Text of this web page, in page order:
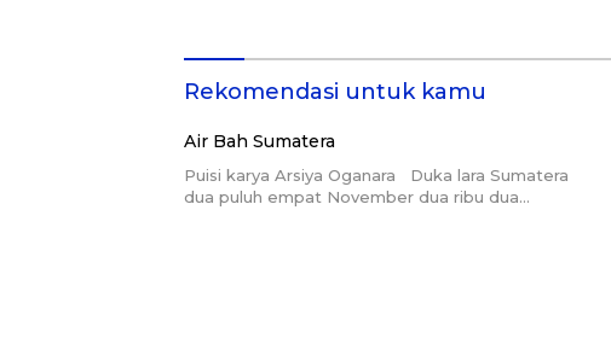
Rekomendasi untuk kamu
Air Bah Sumatera
Puisi karya Arsiya Oganara Duka lara Sumatera
dua puluh empat November dua ribu dua…